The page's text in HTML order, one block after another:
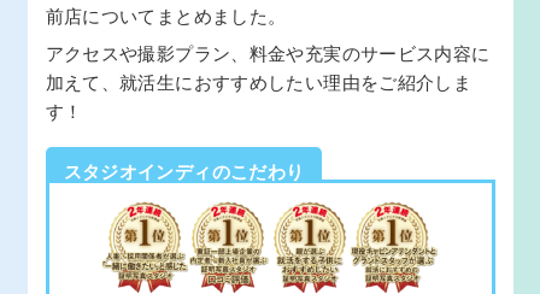
前店についてまとめました。
アクセスや撮影プラン、料金や充実のサービス内容に
加えて、就活生におすすめしたい理由をご紹介しま
す！
スタジオインディのこだわり